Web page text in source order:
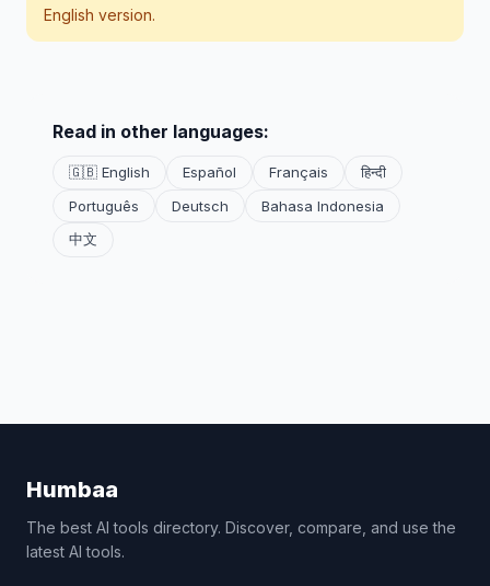
English version.
Read in other languages:
🇬🇧 English Español Français
हिन्दी
Português
Deutsch
Bahasa Indonesia
中文
Humbaa
The best AI tools directory. Discover, compare, and use the
latest AI tools.